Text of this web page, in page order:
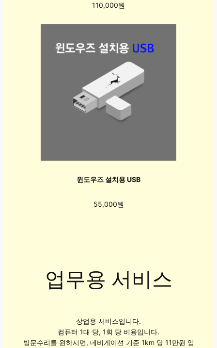
110,000원
윈도우즈 설치용 USB
55,000원
업무용 서비스
상업용 서비스입니다.
컴퓨터 1대 당, 1회 당 비용입니다.
방문수리를 원하시면, 네비게이션 기준 1km 당 11만원 입